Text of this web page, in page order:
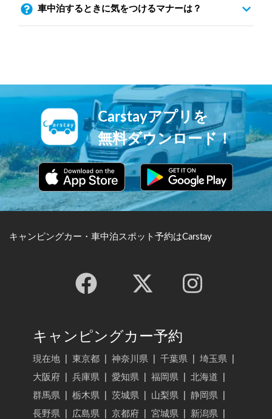
車中泊するときに気をつけるマナーは？
Carstayアプリを
無料ダウンロード！
キャンピングカー・車中泊スポット予約はCarstay
キャンピングカー予約
現在地 東京都 神奈川県 千葉県 埼玉県
大阪府
兵庫県 愛知県 福岡県 北海道
群馬県
栃木県 茨城県 山梨県 静岡県
長野県
広島県 京都府 宮城県 新潟県